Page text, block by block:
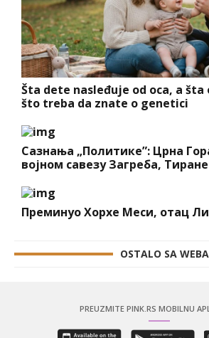
Šta dete nasleđuje od oca, a šta
što treba da znate o genetici
Сазнања „Политике”: Црна
војном савезу Загреба,
Преминуо Хорхе Меси, отац
OSTALO SA WEBA
PREUZMITE PINK.RS MOBILNU